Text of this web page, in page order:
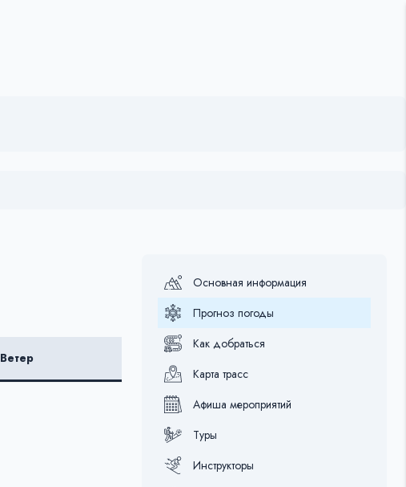
Ветер
Основная информация
Прогноз погоды
Как добраться
Карта трасс
Афиша мероприятий
Туры
Инструкторы